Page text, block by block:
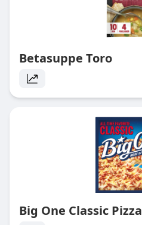
Betasuppe Toro
Big One Classic Pizza